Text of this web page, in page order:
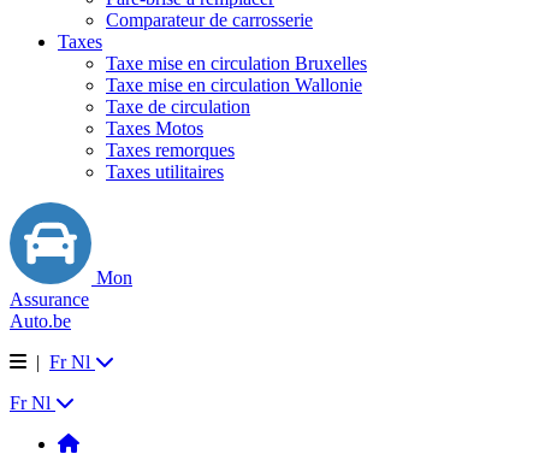
Comparateur de carrosserie
Taxes
Taxe mise en circulation Bruxelles
Taxe mise en circulation Wallonie
Taxe de circulation
Taxes Motos
Taxes remorques
Taxes utilitaires
Mon
Assurance
Auto.be
| Fr Nl
Fr Nl